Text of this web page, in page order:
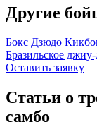
Другие
Бокс Дзюдо
Бразильское
Оставить заявку
Статьи о
самбо